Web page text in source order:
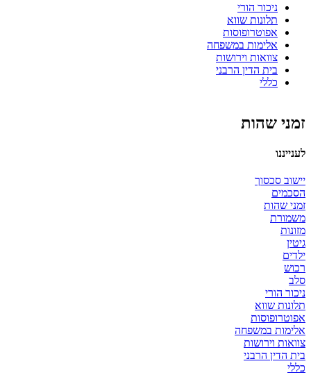
ניכור הורי
תלונות שווא
אפוטרופוסות
אלימות במשפחה
צוואות וירושות
בית הדין הרבני
כללי
זמני שהות
לענייננו
יישוב סכסוך
הסכמים
זמני שהות
משמורת
מזונות
גיטין
ילדים
רכוש
סלב
ניכור הורי
תלונות שווא
אפוטרופוסות
אלימות במשפחה
צוואות וירושות
בית הדין הרבני
כללי